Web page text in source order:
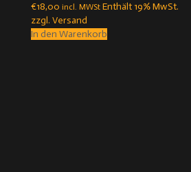
€18,00 incl. MWSt Enthält 19% MwSt.
zzgl. Versand
In den Warenkorb